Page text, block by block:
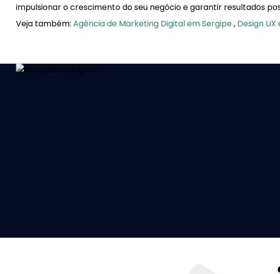
impulsionar o crescimento do seu negócio e garantir resultados
Veja também: Agência de Marketing Digital em Sergipe, Design UX